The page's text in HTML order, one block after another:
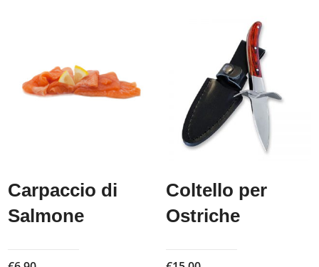
Carpaccio di
Salmone
Coltello per
Ostriche